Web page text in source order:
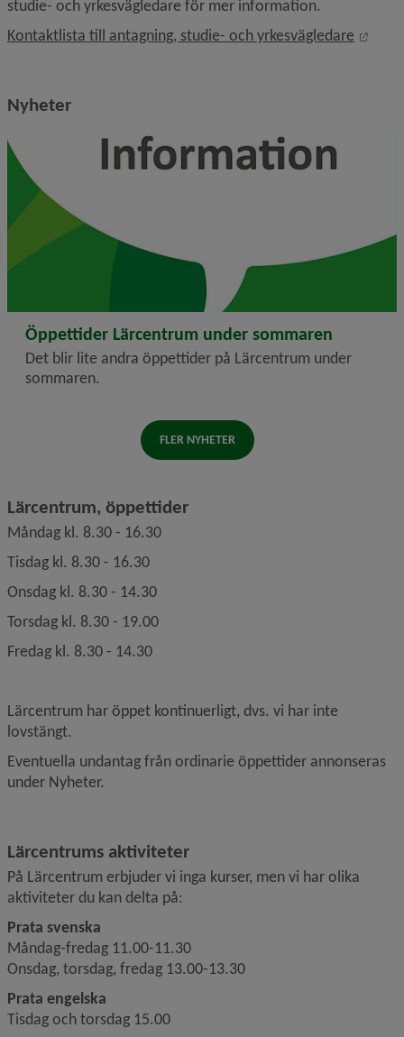
studie- och yrkesvägledare för mer information.
Kontaktlista till antagning, studie- och yrkesvägledare
Nyheter
2026-06-01
Öppettider Lärcentrum under sommaren
Det blir lite andra öppettider på Lärcentrum under
sommaren.
FLER NYHETER
Lärcentrum, öppettider
Måndag kl. 8.30 - 16.30
Tisdag kl. 8.30 - 16.30
Onsdag kl. 8.30 - 14.30
Torsdag kl. 8.30 - 19.00
Fredag kl. 8.30 - 14.30
Lärcentrum har öppet kontinuerligt, dvs. vi har inte
lovstängt.
Eventuella undantag från ordinarie öppettider annonseras
under Nyheter.
Lärcentrums aktiviteter
På Lärcentrum erbjuder vi inga kurser, men vi har olika
aktiviteter du kan delta på:
Prata svenska
Måndag-fredag 11.00-11.30
Onsdag, torsdag, fredag 13.00-13.30
Prata engelska
Tisdag och torsdag 15.00